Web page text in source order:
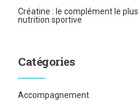
Créatine : le complément le
nutrition sportive
Catégories
Accompagnement